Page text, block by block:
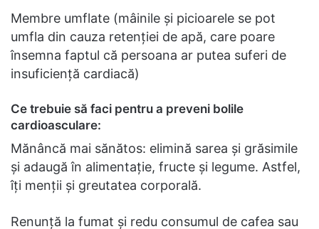
Membre umflate (mâinile și picioarele se pot
umfla din cauza retenției de apă, care poare
însemna faptul că persoana ar putea suferi de
insuficiență cardiacă)
Ce trebuie să faci pentru a preveni bolile
cardioasculare:
Mănâncă mai sănătos: elimină sarea și grăsimile
și adaugă în alimentație, fructe și legume. Astfel,
îți menții și greutatea corporală.
Renunță la fumat și redu consumul de cafea sau